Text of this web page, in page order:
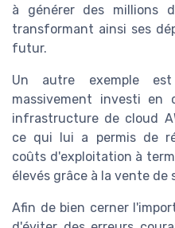
à générer des millions
transformant ainsi ses
futur.
Un autre exemple
massivement investi en
infrastructure de cloud
ce qui lui a permis de
coûts d'exploitation à
élevés grâce à la vente de
Afin de bien cerner